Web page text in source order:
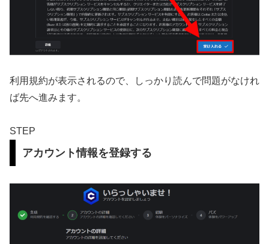
利用規約が表示されるので、しっかり読んで問題がなけれ
ば先へ進みます。
STEP
アカウント情報を登録する